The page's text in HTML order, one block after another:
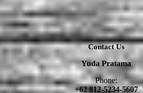
Contact Us
Yuda Pratama
Phone:
+62 812-5234-5607